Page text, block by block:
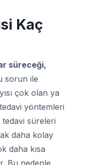
Kaç
süreceği,
sorun ile
çok olan ya
yöntemleri
süreleri
daha kolay
daha kısa